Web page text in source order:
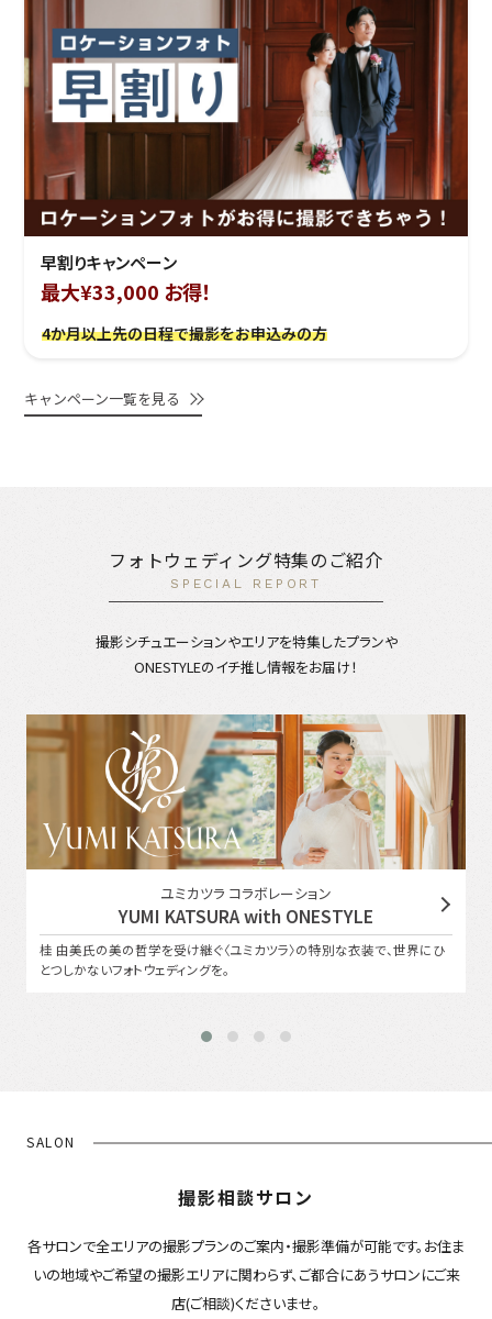
早割りキャンペーン
最大¥33,000 お得！
4か月以上先の日程で撮影をお申込みの方
キャンペーン一覧を見る
フォトウェディング特集のご紹介
SPECIAL REPORT
撮影シチュエーションやエリアを特集したプランや
ONESTYLEのイチ推し情報をお届け！
ユミカツラ コラボレーション
YUMI KATSURA with ONESTYLE
桂 由美氏の美の哲学を受け継ぐ〈ユミカツラ〉の特別な衣装で、世界にひ
とつしかないフォトウェディングを。
SALON
撮影相談サロン
各サロンで全エリアの撮影プランのご案内・撮影準備が可能です。お住ま
いの地域やご希望の撮影エリアに関わらず、ご都合にあうサロンにご来
店(ご相談)くださいませ。